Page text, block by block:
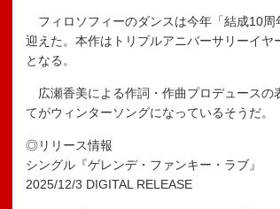
フィロソフィーのダンスは今年「結成10
迎えた。本作はトリプルアニバーサリーイ
となる。
広瀬香美による作詞・作曲プロデュースの
てがウィンターソングになっているそうだ。
◎リリース情報
シングル『ゲレンデ・ファンキー・ラブ』
2025/12/3 DIGITAL RELEASE